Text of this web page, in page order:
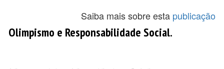
Saiba mais sobre esta publicação
Olimpismo e Responsabilidade Social.